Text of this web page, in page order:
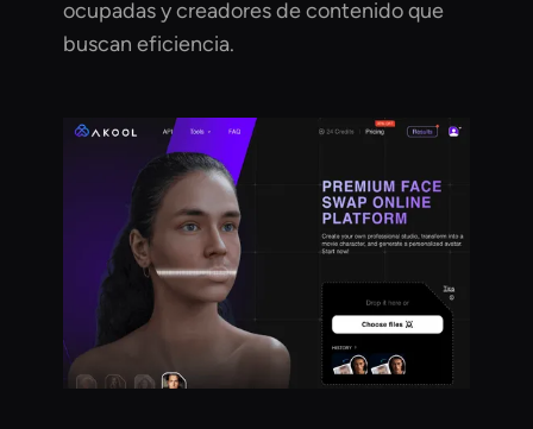
ocupadas y creadores de contenido que
buscan eficiencia.